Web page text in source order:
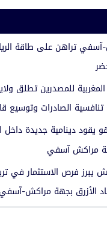
تراهن على طاقة
المغربية للمصدرين تطلق
الصادرات وتوسيع
يقود دينامية جديدة داخل
مراكش آسفي
يبرز فرص الاستثمار في
الأزرق بجهة مراكش-آسفي